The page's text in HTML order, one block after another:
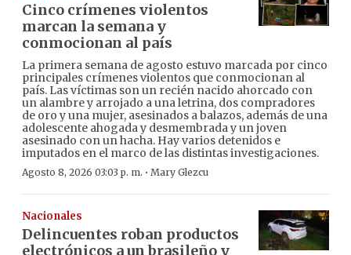
Cinco crímenes violentos
marcan la semana y
conmocionan al país
La primera semana de agosto estuvo marcada por cinco
principales crímenes violentos que conmocionan al
país. Las víctimas son un recién nacido ahorcado con
un alambre y arrojado a una letrina, dos compradores
de oro y una mujer, asesinados a balazos, además de una
adolescente ahogada y desmembrada y un joven
asesinado con un hacha. Hay varios detenidos e
imputados en el marco de las distintas investigaciones.
Agosto 8, 2026 03:03 p. m. · Mary Glezcu
Nacionales
Delincuentes roban productos
electrónicos a un brasileño y